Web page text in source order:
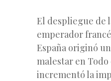
El despliegue de
emperador
España originó
malestar en Todo
incrementó la